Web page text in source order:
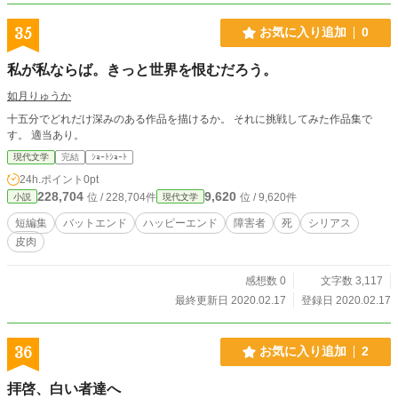
35 お気に入り追加 0
私が私ならば。きっと世界を恨むだろう。
如月りゅうか
十五分でどれだけ深みのある作品を描けるか。 それに挑戦してみた作品集で
す。 適当あり。
現代文学 完結 ｼｮｰﾄｼｮｰﾄ
24h.ポイント 0pt
小説 228,704 位 / 228,704件 現代文学 9,620 位 / 9,620件
短編集 バットエンド ハッピーエンド 障害者 死
シリアス
皮肉
感想数 0
文字数 3,117
最終更新日 2020.02.17
登録日 2020.02.17
36 お気に入り追加 2
拝啓、白い者達へ